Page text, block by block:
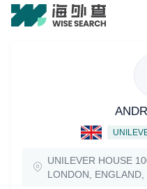
UNILEVER HOUSE
LONDON,